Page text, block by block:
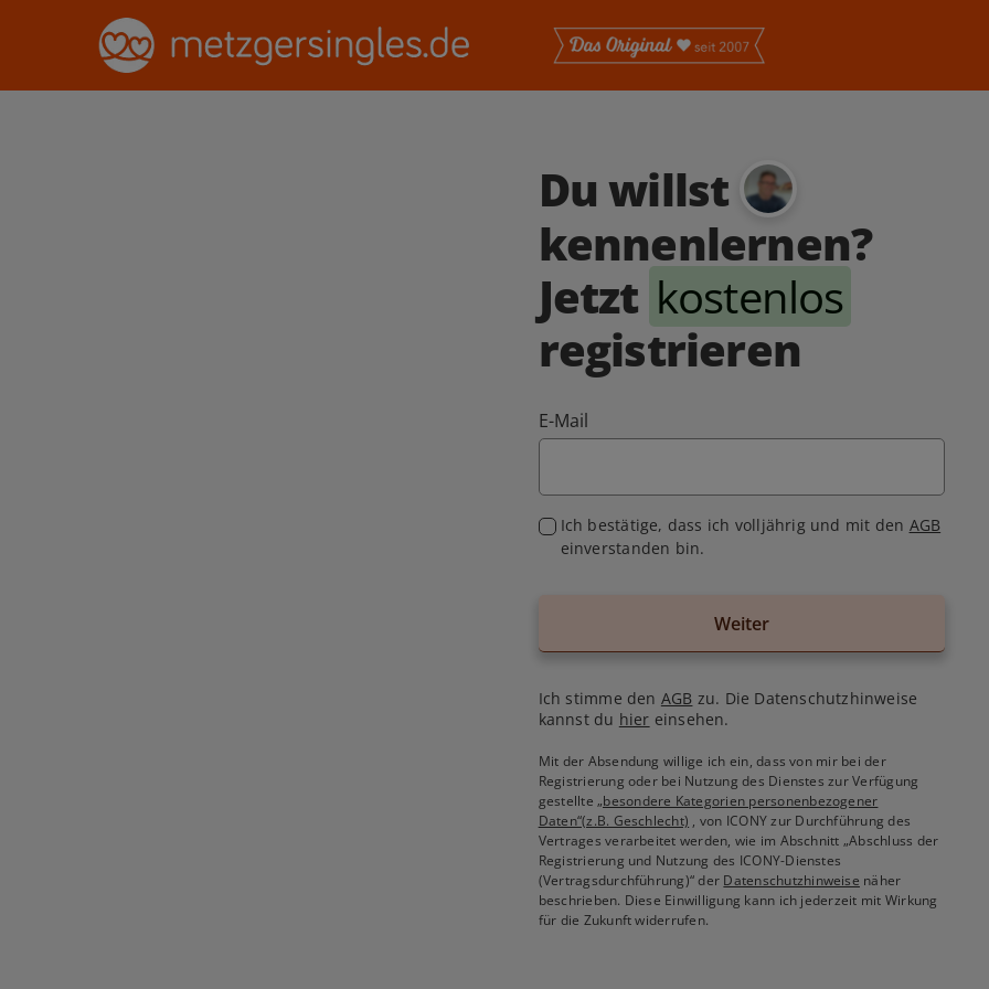
Du willst
kennenlernen?
Jetzt kostenlos
registrieren
E-Mail
Ich bestätige, dass ich volljährig und mit den AGB
einverstanden bin.
Weiter
Ich stimme den AGB zu. Die Datenschutzhinweise
kannst du hier einsehen.
Mit der Absendung willige ich ein, dass von mir bei der
Registrierung oder bei Nutzung des Dienstes zur Verfügung
gestellte„besondere Kategorien personenbezogener
Daten“(z.B. Geschlecht) , von ICONY zur Durchführung des
Vertrages verarbeitet werden, wie im Abschnitt „Abschluss der
Registrierung und Nutzung des ICONY-Dienstes
(Vertragsdurchführung)“ der Datenschutzhinweise näher
beschrieben. Diese Einwilligung kann ich jederzeit mit Wirkung
für die Zukunft widerrufen.